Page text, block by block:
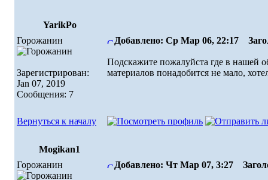
YarikPo
Горожанин
Зарегистрирован:
Jan 07, 2019
Сообщения: 7
Добавлено: Ср Мар 06, 22:17
Подскажите пожалуйста где в нашей
материалов понадобится не мало,
Вернуться к началу
Mogikan1
Горожанин
Добавлено: Чт Мар 07, 3:27